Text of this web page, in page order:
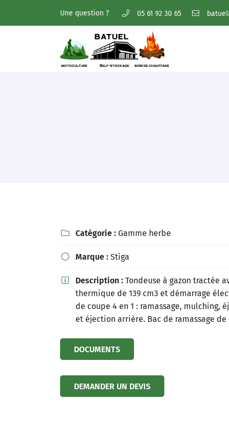
Une question ? 05 61 92 30 65
5 bis Imp. Densus,
31270 Villeneuve-Tolosane
05 61 92 30 65
Recopier le code ci-contre
Rafraîchir le captcha
En cochant cette case, vous consentez à recevoir nos propositions
l'adresse email indiqué ci-dessus. Vous pouvez vous désinscrire à tout
le formulaire de désinscription .
 Catégorie : Gamme herbe
 Marque : Stiga
 Description : Tondeuse à gazon tractée
thermique de 139 cm3 et démarrage
de coupe 4 en 1 : ramassage, mulching,
et éjection arrière. Bac de ramassage
DOCUMENTS
DEMANDER UN DEVIS